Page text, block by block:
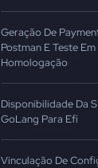
Geração De
Postman E Teste Em
Homologação
Disponibilidade Da
GoLang Para Efí
Vinculação De